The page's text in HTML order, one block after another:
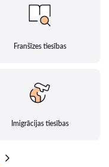
Franšīzes tiesības
Imigrācijas tiesības